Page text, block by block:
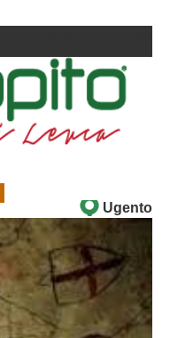
Ugento